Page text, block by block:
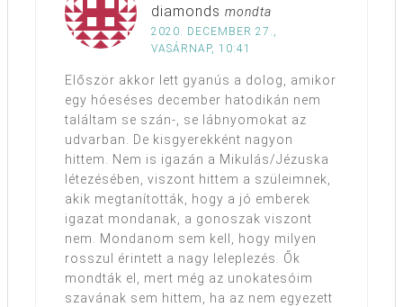
diamonds mondta
2020. DECEMBER 27.,
VASÁRNAP, 10:41
Először akkor lett gyanús a dolog, amikor
egy hóeséses december hatodikán nem
találtam se szán-, se lábnyomokat az
udvarban. De kisgyerekként nagyon
hittem. Nem is igazán a Mikulás/Jézuska
létezésében, viszont hittem a szüleimnek,
akik megtanították, hogy a jó emberek
igazat mondanak, a gonoszak viszont
nem. Mondanom sem kell, hogy milyen
rosszul érintett a nagy leleplezés. Ők
mondták el, mert még az unokatesóim
szavának sem hittem, ha az nem egyezett